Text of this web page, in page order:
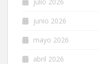
junio 2026
mayo 2026
abril 2026